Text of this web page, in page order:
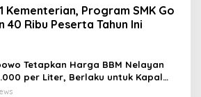
Kementerian, Program SMK Go
40 Ribu Peserta Tahun Ini
Tetapkan Harga BBM Nelayan
per Liter, Berlaku untuk Kapal
GT